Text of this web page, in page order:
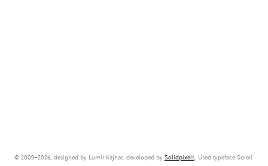
© 2009–2026, designed by Lumír Kajnar, developed by Solidpixels. Used typeface Soleil